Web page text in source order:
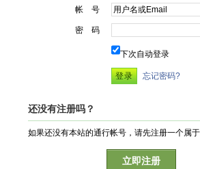
帐 号
密 码
下次自动登录
忘记密码?
还没有注册吗？
如果还没有本站的通行帐号，请先注册一个属于
立即注册